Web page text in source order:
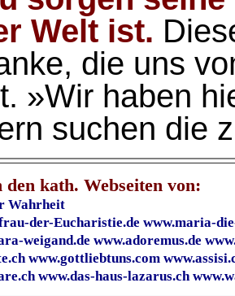
Welt ist.
die uns
»Wir haben
suchen die
den kath. Webseiten von:
Wahrheit
der-Eucharistie.de www.maria-
weigand.de www.adoremus.de
www.gottliebtuns.com
www.das-haus-lazarus.ch